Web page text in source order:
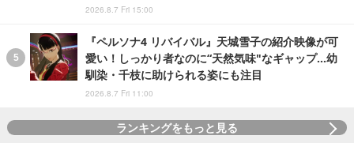
2026.8.7 Fri 15:00
『ペルソナ4 リバイバル』天城雪子の紹介映像が可
愛い！しっかり者なのに“天然気味"なギャップ…幼
馴染・千枝に助けられる姿にも注目
2026.8.7 Fri 11:00
ランキングをもっと見る